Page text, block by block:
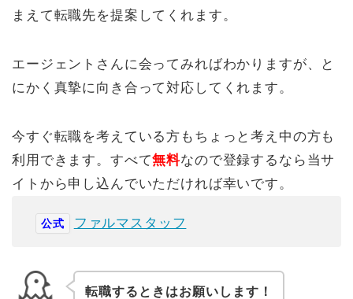
まえて転職先を提案してくれます。
エージェントさんに会ってみればわかりますが、と
にかく真摯に向き合って対応してくれます。
今すぐ転職を考えている方もちょっと考え中の方も
利用できます。すべて無料なので登録するなら当サ
イトから申し込んでいただければ幸いです。
公式 ファルマスタッフ
転職するときはお願いします！